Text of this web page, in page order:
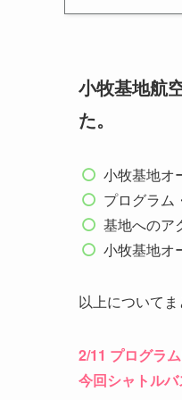
小牧基地航
た。
小牧基地オ
プログラム
基地へのア
小牧基地オ
以上についてま
2/11 プログラム
今回シャトル